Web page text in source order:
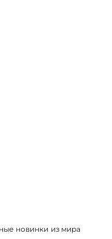
новинки из мира